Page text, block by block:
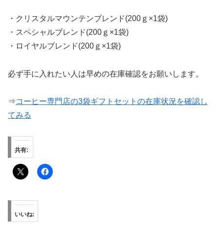
・クリスタルマウンテンブレンド(200ｇ×1袋)
・スペシャルブレンド(200ｇ×1袋)
・ロイヤルブレンド(200ｇ×1袋)
必ず手に入れたい人は早めの在庫確認をお願いします。
⇒コーヒー専門店の3袋ギフトセットの在庫状況を確認し
てみる
共有:
いいね: